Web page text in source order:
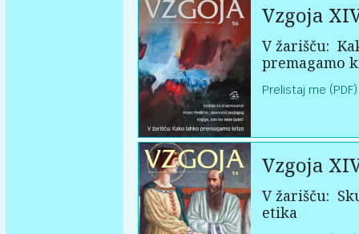
Vzgoja
V žarišču:
premagamo
Prelistaj me (PDF)
Vzgoja
V žarišču:
etika